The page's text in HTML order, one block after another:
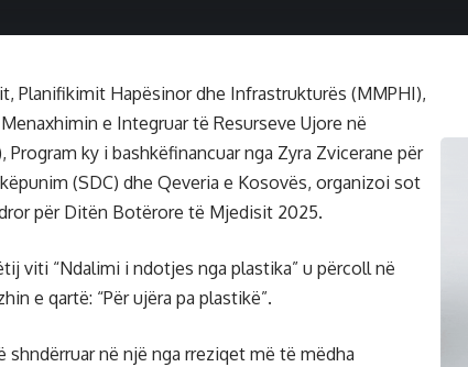
Planifikimit Hapësinor dhe Infrastrukturës (MMPHI),
e Integruar të Resurseve Ujore në
Program ky i bashkëfinancuar nga Zyra Zvicerane për
(SDC) dhe Qeveria e Kosovës, organizoi sot
për Ditën Botërore të Mjedisit 2025.
viti “Ndalimi i ndotjes nga plastika” u përcoll në
e qartë: “Për ujëra pa plastikë”.
shndërruar në një nga rreziqet më të mëdha